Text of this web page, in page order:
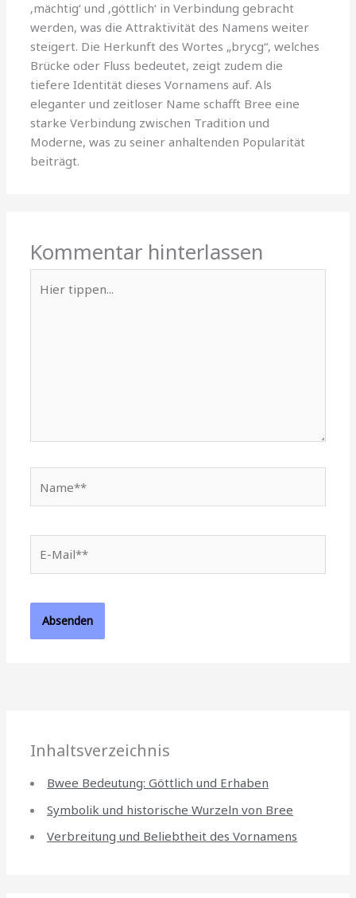
‚mächtig‘ und ‚göttlich‘ in Verbindung gebracht
werden, was die Attraktivität des Namens weiter
steigert. Die Herkunft des Wortes „brycg“, welches
Brücke oder Fluss bedeutet, zeigt zudem die
tiefere Identität dieses Vornamens auf. Als
eleganter und zeitloser Name schafft Bree eine
starke Verbindung zwischen Tradition und
Moderne, was zu seiner anhaltenden Popularität
beiträgt.
Kommentar hinterlassen
tippen...
Mail**
Inhaltsverzeichnis
Bwee Bedeutung: Göttlich und Erhaben
Symbolik und historische Wurzeln von Bree
Verbreitung und Beliebtheit des Vornamens